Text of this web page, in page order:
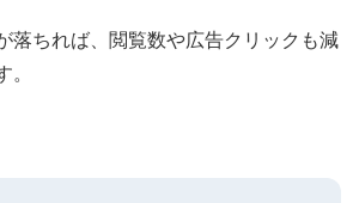
落ちれば、閲覧数や広告クリックも減
。